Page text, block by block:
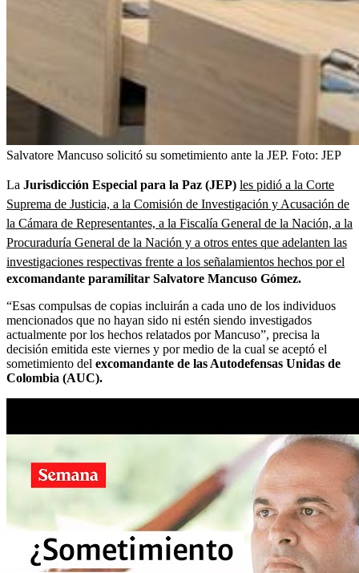
Salvatore Mancuso solicitó su sometimiento ante la JEP. Foto: JEP
La Jurisdicción Especial para la Paz (JEP) les pidió a la Corte
Suprema de Justicia, a la Comisión de Investigación y Acusación de
la Cámara de Representantes, a la Fiscalía General de la Nación, a la
Procuraduría General de la Nación y a otros entes que adelanten las
investigaciones respectivas frente a los señalamientos hechos por el
excomandante paramilitar Salvatore Mancuso Gómez.
“Esas compulsas de copias incluirán a cada uno de los individuos
mencionados que no hayan sido ni estén siendo investigados
actualmente por los hechos relatados por Mancuso”, precisa la
decisión emitida este viernes y por medio de la cual se aceptó el
sometimiento del excomandante de las Autodefensas Unidas de
Colombia (AUC).